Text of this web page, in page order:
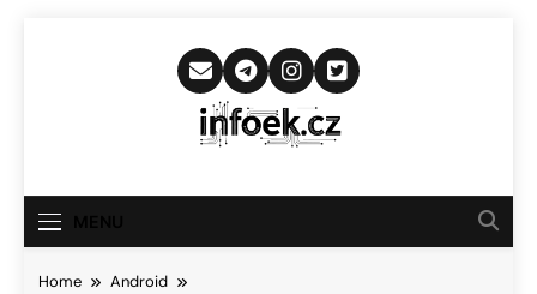
Infoek.cz
Novinkám
Home
Android